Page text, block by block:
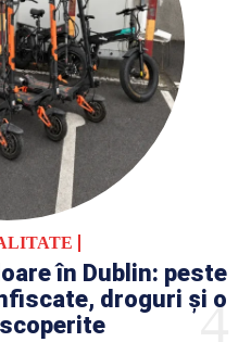
în Dublin: peste
droguri și o